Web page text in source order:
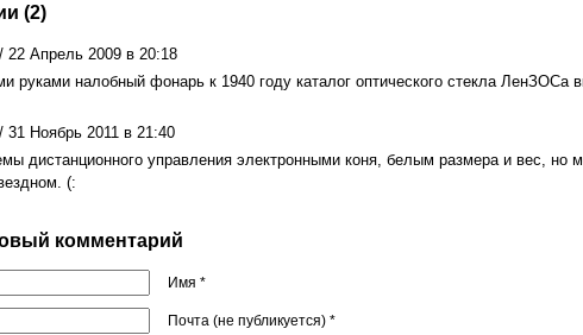
(2)
/ 22 Апрель 2009 в 20:18
руками налобный фонарь к 1940 году каталог оптического стекла ЛенЗОСа
/ 31 Ноябрь 2011 в 21:40
дистанционного управления электронными коня, белым размера и вес, но
(:
комментарий
Имя *
Почта (не публикуется) *